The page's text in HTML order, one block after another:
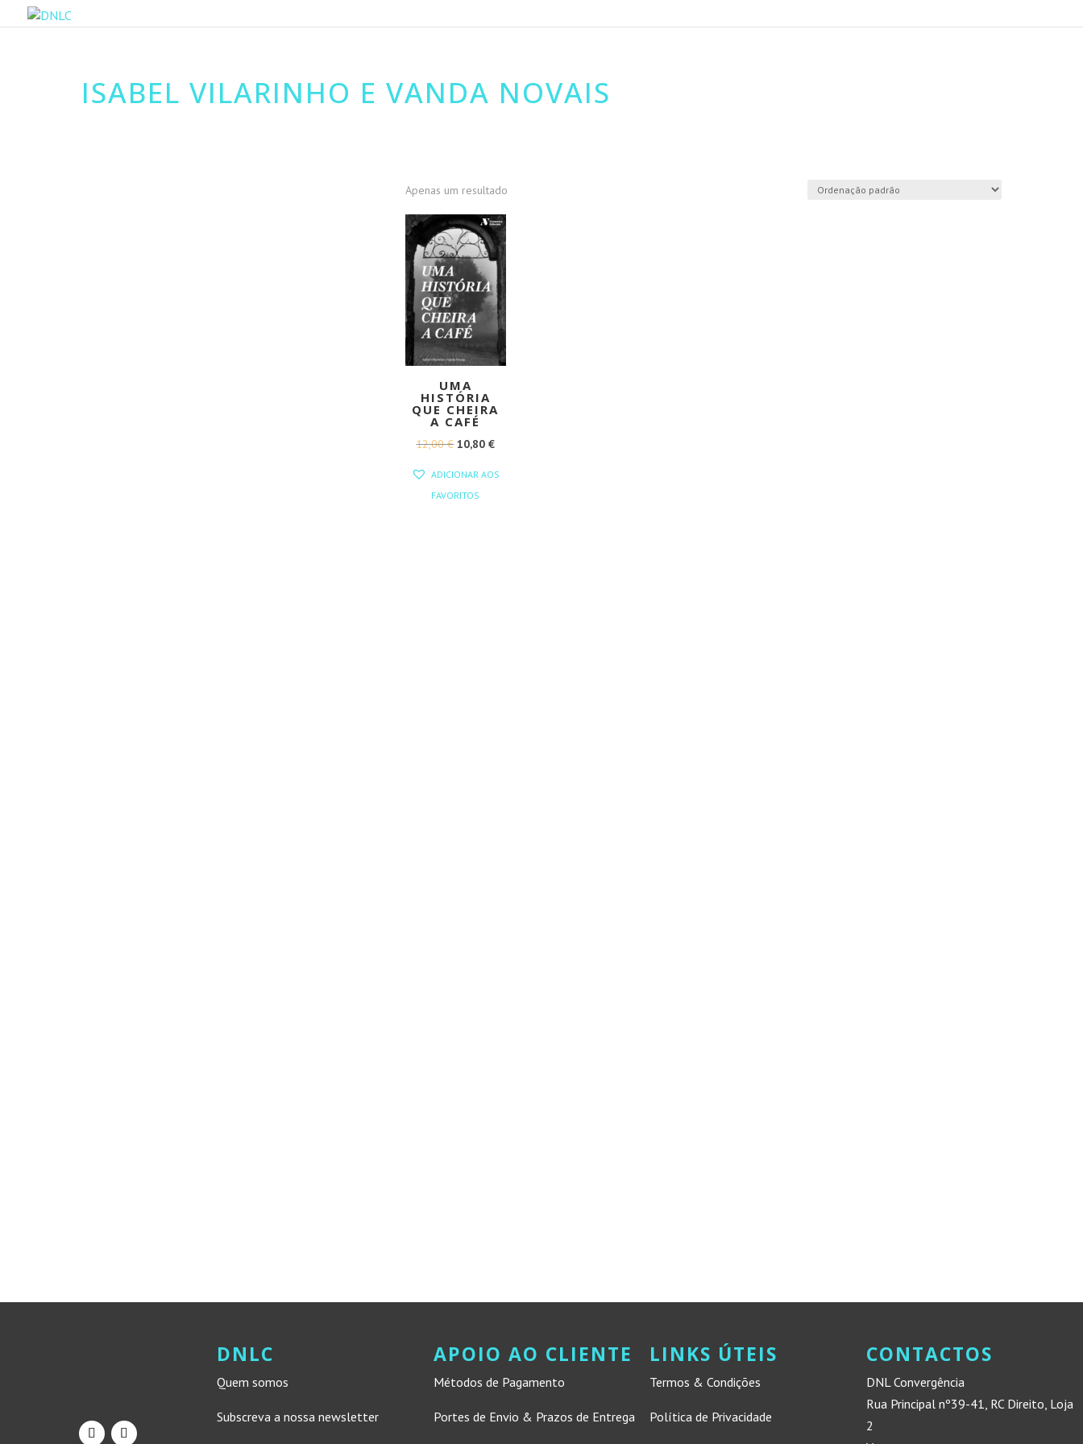
ISABEL VILARINHO E VANDA NOVAIS
Apenas um resultado
UMA
HISTÓRIA
QUE CHEIRA
A CAFÉ
12,00€ O
10,80€O
ADICIONAR AOS
FAVORITOS
DNLC
Quem somos
Subscreva a nossa newsletter
APOIO AO CLIENTE
Métodos de Pagamento
Portes de Envio & Prazos de Entrega
LINKS ÚTEIS
Termos & Condições
Política de Privacidade
CONTACTOS
DNL Convergência
Rua Principal nº39-41, RC Direito, Loja
2